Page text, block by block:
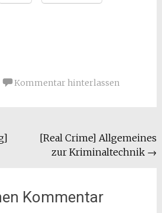
Kommentar hinterlassen
[Real Crime] Allgemeines
zur Kriminaltechnik →
Kommentar